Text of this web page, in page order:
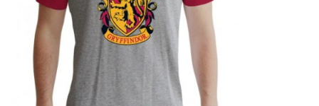
options
peuvent
choisies